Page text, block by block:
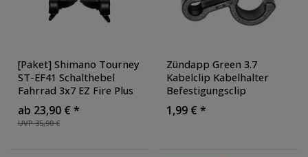
Reifengrößen
Radgröße
[Paket] Shimano Tourney
ST-EF41 Schalthebel
Fahrrad 3x7 EZ Fire Plus
Fahrradschalthebel
Schaltgriff Ganghebel
Mountainbike MTB
UVP 35,90 €
ab 23,90 € *
Zündapp Green 3.7
Kabelclip Kabelhalter
Befestigungsclip
Halterung Clip
1,99 € *